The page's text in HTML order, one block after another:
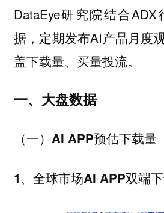
DataEye研究院结合
据，定期发布AI产品月度
盖下载量、买量投流。
一、大盘数据
（一）AI APP预估下载量
1、全球市场AI APP双端